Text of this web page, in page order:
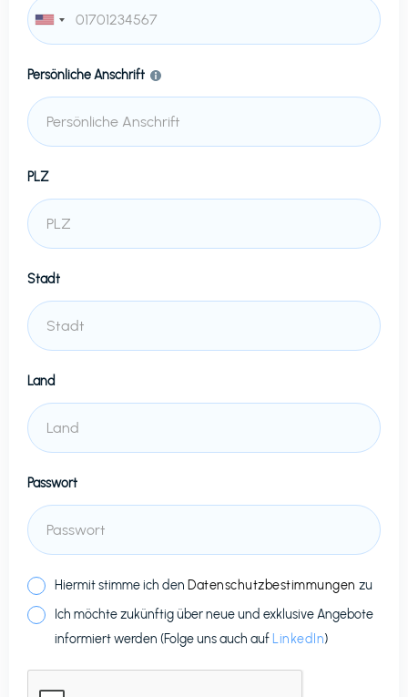
Persönliche Anschrift
PLZ
Stadt
Land
Passwort
Hiermit stimme ich den Datenschutzbestimmungen zu
Ich möchte zukünftig über neue und exklusive Angebote
informiert werden (Folge uns auch auf LinkedIn)